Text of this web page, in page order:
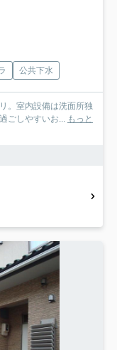
公共下水
。室内設備は洗面所独
ごしやすいお... もっと